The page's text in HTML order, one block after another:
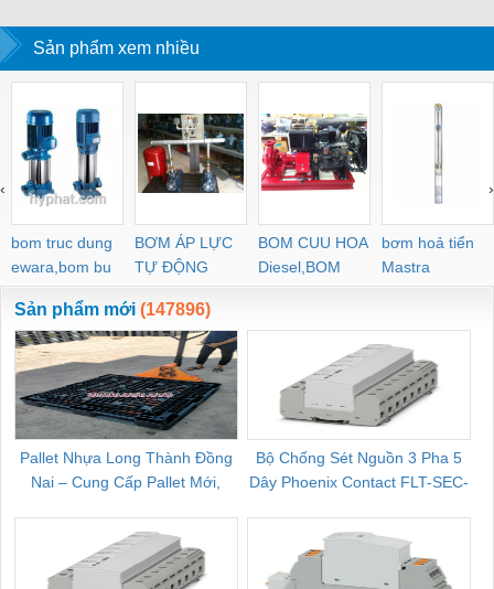
Sản phẩm xem nhiều
bom truc dung
ewara,bom bu
ewara
BƠM ÁP LỰC
TỰ ĐỘNG
BOM CUU HOA
Diesel,BOM
CHUA CHAY
bơm hoả tiển
Mastra
‹ ›
Sản phẩm mới (147896)
Pallet Nhựa Long Thành Đồng
Nai – Cung Cấp Pallet Mới,
Bộ Chống Sét Nguồn 3 Pha 5
Dây Phoenix Contact FLT-SEC-